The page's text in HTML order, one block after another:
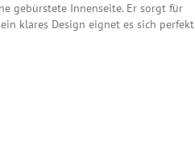
gebürstete Innenseite. Er sorgt für
klares Design eignet es sich perfekt